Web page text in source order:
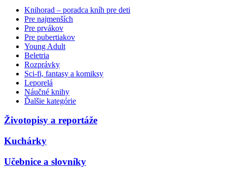
Knihorad – poradca kníh pre deti
Pre najmenších
Pre prvákov
Pre pubertiakov
Young Adult
Beletria
Rozprávky
Sci-fi, fantasy a komiksy
Leporelá
Náučné knihy
Ďalšie kategórie
Životopisy a reportáže
Kuchárky
Učebnice a slovníky